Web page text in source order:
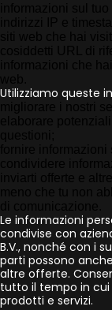
Utilizziamo queste
Le informazioni
condivise con
B.V., nonché con i
parti possono
altre offerte.
tutto il tempo in
prodotti e servizi.